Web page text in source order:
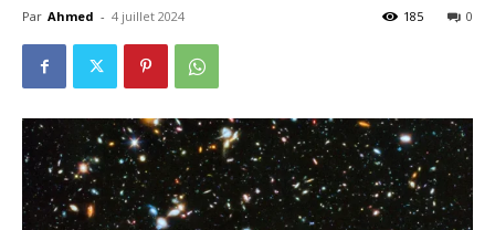
Par Ahmed - 4 juillet 2024 0
185